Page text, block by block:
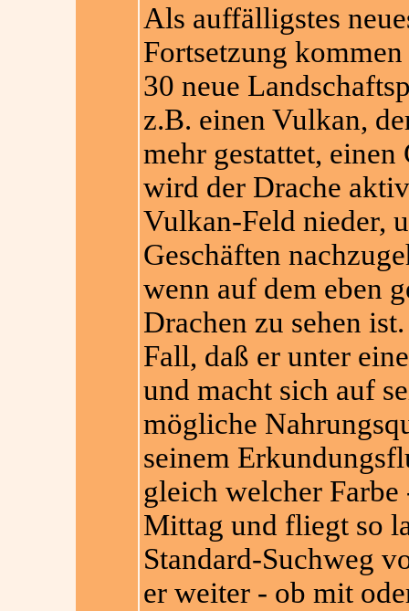
Als auffälligstes
Fortsetzung
30 neue
z.B. einen Vulkan,
mehr gestattet,
wird der Drache
Vulkan-Feld nieder,
Geschäften
wenn auf dem eben
Drachen zu sehen
Fall, daß er unter
und macht sich auf
mögliche
seinem
gleich welcher
Mittag und fliegt so
Standard-Suchweg
er weiter - ob mit